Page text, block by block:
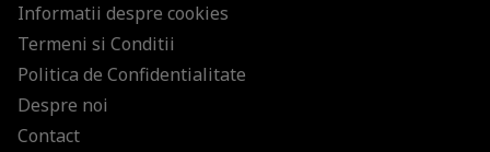
Informatii despre cookies
Termeni si Conditii
Politica de Confidentialitate
Despre noi
Contact